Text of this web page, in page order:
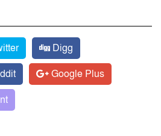
Digg
Google Plus